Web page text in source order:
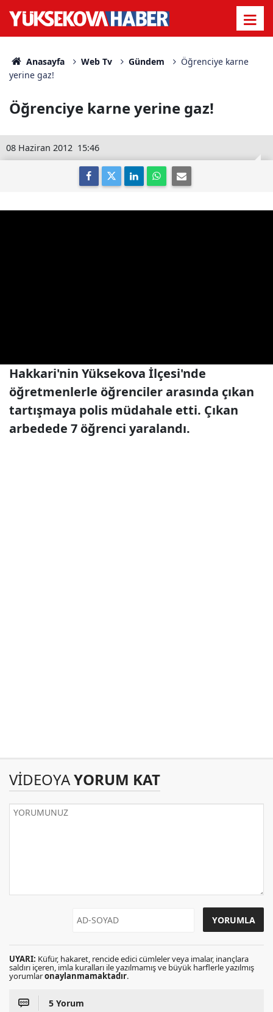
Anasayfa Web Tv Gündem
Öğrenciye karne
yerine gaz!
Öğrenciye karne yerine gaz!
15:46
08 Haziran 2012
Hakkari'nin Yüksekova İlçesi'nde
öğretmenlerle öğrenciler arasında çıkan
tartışmaya polis müdahale etti. Çıkan
arbedede 7 öğrenci yaralandı.
VİDEOYAYORUM KAT
UYARI: Küfür, hakaret, rencide edici cümleler veya imalar, inançlara
saldırı içeren, imla kuralları ile yazılmamış ve büyük harflerle yazılmış
yorumlaronaylanmamaktadır.
5 Yorum